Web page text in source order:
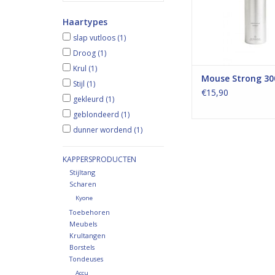
Haartypes
slap vutloos (1)
Droog (1)
Krul (1)
Stijl (1)
gekleurd (1)
geblondeerd (1)
dunner wordend (1)
KAPPERSPRODUCTEN
Stijltang
Scharen
Kyone
Toebehoren
Meubels
Krultangen
Borstels
Tondeuses
Accu
Mouse Strong
€15,90